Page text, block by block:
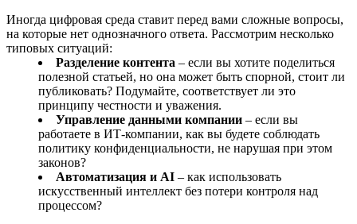
Иногда цифровая среда ставит перед вами сложные вопросы,
на которые нет однозначного ответа. Рассмотрим несколько
типовых ситуаций:
Разделение контента – если вы хотите поделиться
полезной статьей, но она может быть спорной, стоит ли
публиковать? Подумайте, соответствует ли это
принципу честности и уважения.
Управление данными компании – если вы
работаете в ИТ-компании, как вы будете соблюдать
политику конфиденциальности, не нарушая при этом
законов?
Автоматизация и AI – как использовать
искусственный интеллект без потери контроля над
процессом?